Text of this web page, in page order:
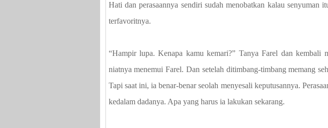
Hati dan perasaannya sendiri sudah menobatkan kalau senyuman
terfavoritnya.
“Hampir lupa. Kenapa kamu kemari?” Tanya Farel dan kembali
niatnya menemui Farel. Dan setelah ditimbang-timbang memang
Tapi saat ini, ia benar-benar seolah menyesali keputusannya.
kedalam dadanya. Apa yang harus ia lakukan sekarang.